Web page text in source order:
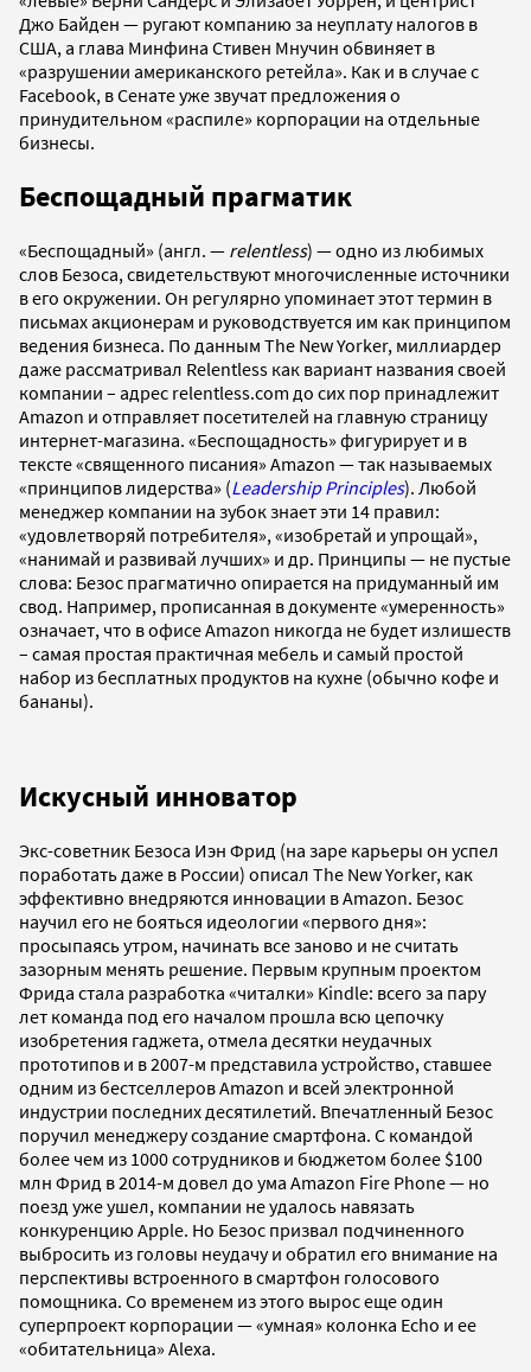
Джо Байден — ругают компанию за неуплату налогов в
США, а глава Минфина Стивен Мнучин обвиняет в
«разрушении американского ретейла». Как и в случае с
Facebook, в Сенате уже звучат предложения о
принудительном «распиле» корпорации на отдельные
бизнесы.
Беспощадный прагматик
«Беспощадный» (англ. — relentless) — одно из любимых
слов Безоса, свидетельствуют многочисленные источники
в его окружении. Он регулярно упоминает этот термин в
письмах акционерам и руководствуется им как принципом
ведения бизнеса. По данным The New Yorker, миллиардер
даже рассматривал Relentless как вариант названия своей
компании – адрес relentless.com до сих пор принадлежит
Amazon и отправляет посетителей на главную страницу
интернет-магазина. «Беспощадность» фигурирует и в
тексте «священного писания» Amazon — так называемых
«принципов лидерства» (Leadership Principles). Любой
менеджер компании на зубок знает эти 14 правил:
«удовлетворяй потребителя», «изобретай и упрощай»,
«нанимай и развивай лучших» и др. Принципы — не пустые
слова: Безос прагматично опирается на придуманный им
свод. Например, прописанная в документе «умеренность»
означает, что в офисе Amazon никогда не будет излишеств
– самая простая практичная мебель и самый простой
набор из бесплатных продуктов на кухне (обычно кофе и
бананы).
Искусный инноватор
Экс-советник Безоса Иэн Фрид (на заре карьеры он успел
поработать даже в России) описал The New Yorker, как
эффективно внедряются инновации в Amazon. Безос
научил его не бояться идеологии «первого дня»:
просыпаясь утром, начинать все заново и не считать
зазорным менять решение. Первым крупным проектом
Фрида стала разработка «читалки» Kindle: всего за пару
лет команда под его началом прошла всю цепочку
изобретения гаджета, отмела десятки неудачных
прототипов и в 2007-м представила устройство, ставшее
одним из бестселлеров Amazon и всей электронной
индустрии последних десятилетий. Впечатленный Безос
поручил менеджеру создание смартфона. С командой
более чем из 1000 сотрудников и бюджетом более $100
млн Фрид в 2014-м довел до ума Amazon Fire Phone — но
поезд уже ушел, компании не удалось навязать
конкуренцию Apple. Но Безос призвал подчиненного
выбросить из головы неудачу и обратил его внимание на
перспективы встроенного в смартфон голосового
помощника. Со временем из этого вырос еще один
суперпроект корпорации — «умная» колонка Echo и ее
«обитательница» Alexa.